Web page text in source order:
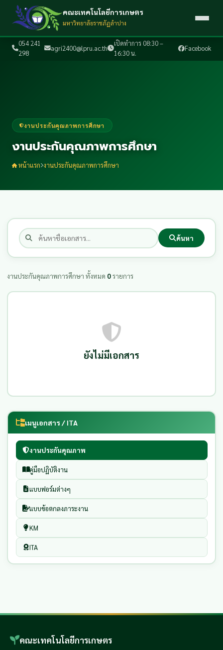
054 241
298
agri2400@lpru.ac.th
เปิดทำการ 08:30 –
16:30 น.
Facebook
คณะเทคโนโลยีการเกษตร
มหาวิทยาลัยราชภัฏลำปาง
งานประกันคุณภาพการศึกษา
งานประกันคุณภาพการศึกษา
หน้าแรก งานประกันคุณภาพการศึกษา
ค้นหา
งานประกันคุณภาพการศึกษา ทั้งหมด 0รายการ
ยังไม่มีเอกสาร
เมนูเอกสาร / ITA
งานประกันคุณภาพ
คู่มือปฏิบัติงาน
แบบฟอร์มต่างๆ
แบบข้อตกลงภาระงาน
KM
ITA
คณะเทคโนโลยีการเกษตร